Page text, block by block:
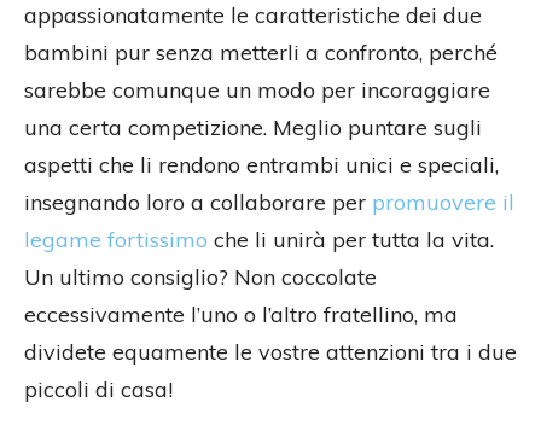
appassionatamente le caratteristiche dei due
bambini pur senza metterli a confronto, perché
sarebbe comunque un modo per incoraggiare
una certa competizione. Meglio puntare sugli
aspetti che li rendono entrambi unici e speciali,
insegnando loro a collaborare per promuovere il
legame fortissimo che li unirà per tutta la vita.
Un ultimo consiglio? Non coccolate
eccessivamente l’uno o l’altro fratellino, ma
dividete equamente le vostre attenzioni tra i due
piccoli di casa!